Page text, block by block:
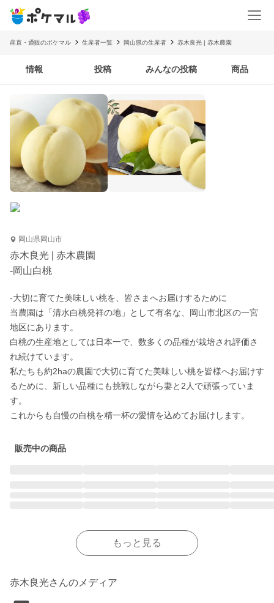
産直・通販のポケマル 生産者一覧 岡山県の生産者 赤木良光 | 赤木農園
情報 投稿 みんなの投稿 商品
岡山県岡山市
赤木良光 | 赤木農園
-岡山白桃
-大切に育てた美味しい桃を、皆さまへお届けするために
当農園は「清水白桃発祥の地」として有名な、岡山市北区の一宮
地区にあります。
白桃の生産地としては日本一で、数多くの品種が栽培され評価さ
れ続けています。
私たちも約2haの農園で大切に育てた美味しい桃を皆様へお届けす
るために、新しい品種にも挑戦しながら妻と2人で頑張っていま
す。
これからも自慢の白桃を精一杯の愛情を込めてお届けします。
販売中の商品
もっと見る
赤木良光さんのメディア